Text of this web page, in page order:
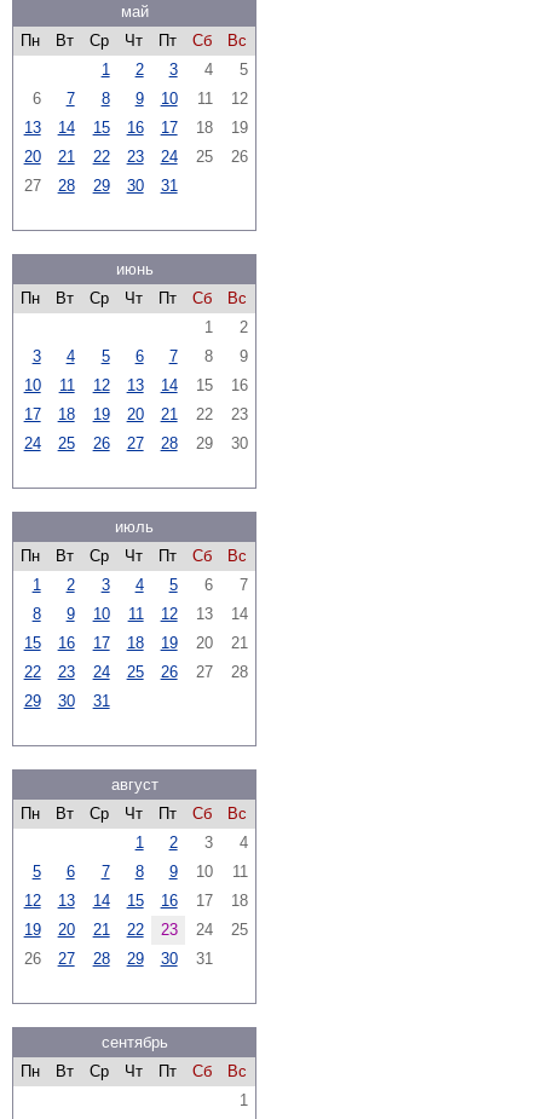
май
Пн
Вт Ср Чт Пт Сб
Вс
1
2 3 4
5
6
7 8 9 10 11
12
13
14 15 16 17 18
19
20
21 22 23 24 25
26
27
28 29 30 31
июнь
Пн
Вт Ср Чт Пт Сб
Вс
1
2
3
4 5 6 7 8
9
10
11 12 13 14 15
16
17
18 19 20 21 22
23
24
25 26 27 28 29 30
июль
Пн
Вт Ср Чт Пт Сб
Вс
1
2 3 4 5 6
7
8
9 10 11 12 13
14
15
16 17 18 19 20
21
22
23 24 25 26 27
28
29
30 31
август
Пн
Вт Ср Чт Пт Сб
Вс
1
2 3
4
5
6 7 8 9 10
11
12
13 14 15 16 17
18
19
20 21 22 23 24
25
26
27 28 29 30 31
сентябрь
Пн
Вт Ср Чт Пт Сб
Вс
1